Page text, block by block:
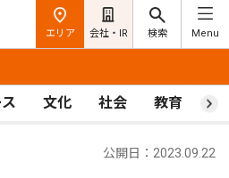
エリア 会社・IR 検索 Menu
文化 社会 教育 ス
公開日：2023.09.22